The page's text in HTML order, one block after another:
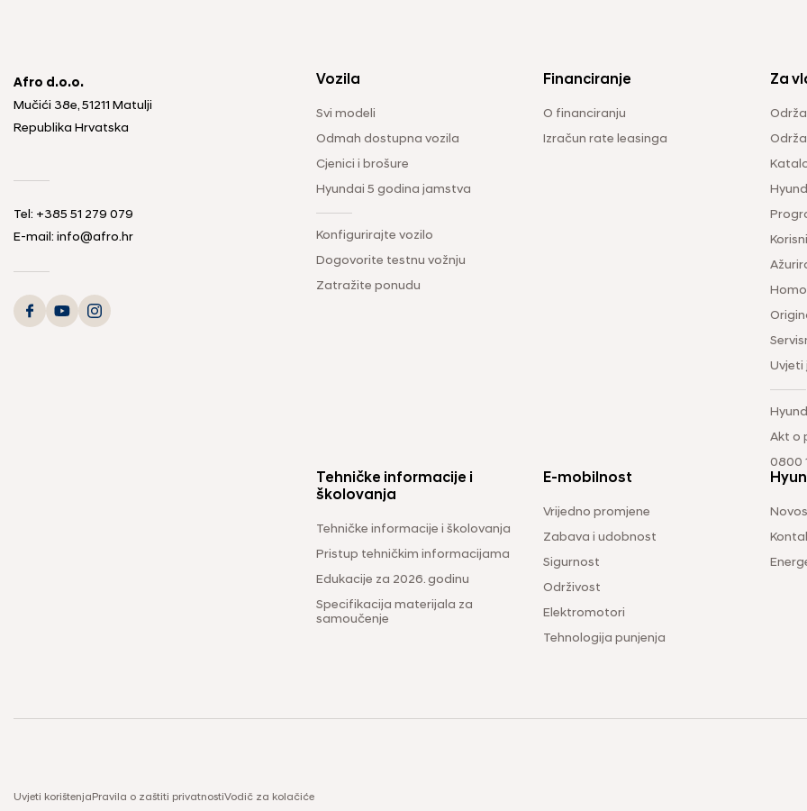
Afro d.o.o.
Mučići 38e, 51211 Matulji
Republika Hrvatska
Tel: +385 51 279 079
E-mail: info@afro.hr
Vozila
Svi modeli
Odmah dostupna vozila
Cjenici i brošure
Hyundai 5 godina jamstva
Konfigurirajte vozilo
Dogovorite testnu vožnju
Zatražite ponudu
Financiranje
O financiranju
Izračun rate leasinga
Za
Uvjeti
Akt o
0800
Tehničke informacije i
školovanja
Tehničke informacije i školovanja
Pristup tehničkim informacijama
Edukacije za 2026. godinu
Specifikacija materijala za
samoučenje
E-mobilnost
Vrijedno promjene
Zabava i udobnost
Sigurnost
Održivost
Elektromotori
Tehnologija punjenja
Uvjeti korištenja Pravila o zaštiti privatnostiVodič za kolačiće